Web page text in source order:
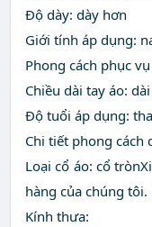
Độ dày: dày hơn
Giới tính áp dụng:
Phong cách phục
Chiều dài tay áo:
Độ tuổi áp dụng:
Chi tiết phong cách
Loại cổ áo: cổ
hàng của chúng
Kính thưa: